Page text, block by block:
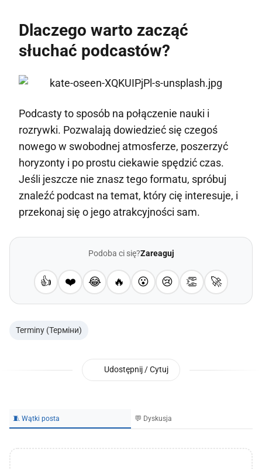
Dlaczego warto zacząć
słuchać podcastów?
Podcasty to sposób na połączenie nauki i
rozrywki. Pozwalają dowiedzieć się czegoś
nowego w swobodnej atmosferze, poszerzyć
horyzonty i po prostu ciekawie spędzić czas.
Jeśli jeszcze nie znasz tego formatu, spróbuj
znaleźć podcast na temat, który cię interesuje, i
przekonaj się o jego atrakcyjności sam.
Podoba ci się?Zareaguj
👍 ❤️ 😂 🔥 😮 😢 👏 🚀
Terminy (Терміни)
Udostępnij / Cytuj
🧵 Wątki posta 💬 Dyskusja